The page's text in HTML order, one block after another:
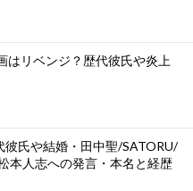
はリベンジ？歴代彼氏や炎上
彼氏や結婚・田中聖/SATORU/
本人志への発言・本名と経歴